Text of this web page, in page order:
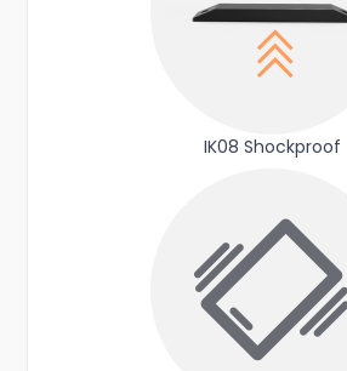
IK08 Shockproof